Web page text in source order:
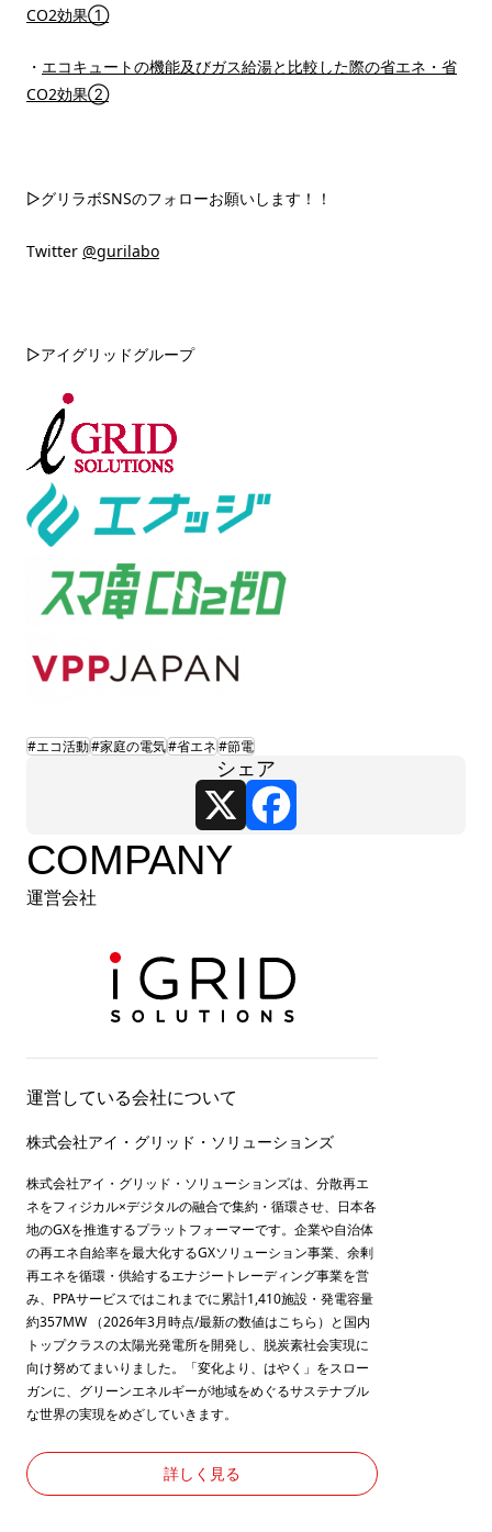
CO2効果①
・ エコキュートの機能及びガス給湯と比較した際の省エネ・省
CO2効果②
▷グリラボSNSのフォローお願いします！！
Twitter @gurilabo
▷アイグリッドグループ
#エコ活動#家庭の電気#省エネ#節電
シェア
X
COMPANY
運営会社
運営している会社について
株式会社アイ・グリッド・ソリューションズ
株式会社アイ・グリッド・ソリューションズは、分散再エ
ネをフィジカル×デジタルの融合で集約・循環させ、日本各
地のGXを推進するプラットフォーマーです。企業や自治体
の再エネ自給率を最大化するGXソリューション事業、余剰
再エネを循環・供給するエナジートレーディング事業を営
み、PPAサービスではこれまでに累計1,410施設・発電容量
約357MW （2026年3月時点/最新の数値はこちら ）と国内
トップクラスの太陽光発電所を開発し、脱炭素社会実現に
向け努めてまいりました。「変化より、はやく」をスロー
ガンに、グリーンエネルギーが地域をめぐるサステナブル
な世界の実現をめざしていきます。
詳しく見る